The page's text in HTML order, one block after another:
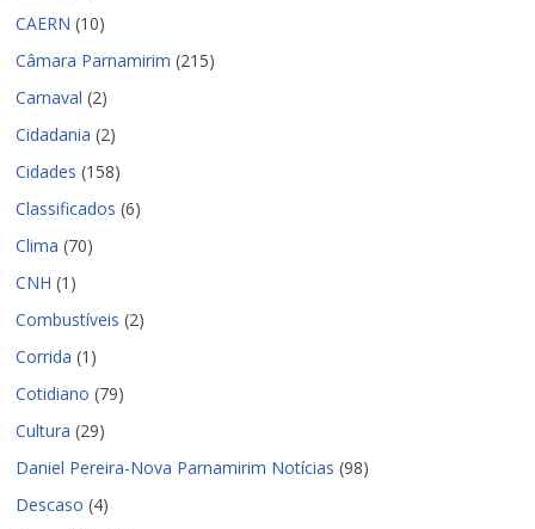
CAERN (10)
Câmara Parnamirim (215)
Carnaval (2)
Cidadania (2)
Cidades (158)
Classificados (6)
Clima (70)
CNH (1)
Combustíveis (2)
Corrida (1)
Cotidiano (79)
Cultura (29)
Daniel Pereira-Nova Parnamirim Notícias (98)
Descaso (4)